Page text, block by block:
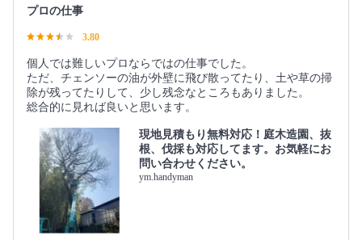
プロの仕事
3.80
個人では難しいプロならではの仕事でした。
ただ、チェンソーの油が外壁に飛び散ってたり、土や草の掃
除が残ってたりして、少し残念なところもありました。
総合的に見れば良いと思います。
現地見積もり無料対応！庭木造園、抜
根、伐採も対応してます。お気軽にお
問い合わせください。
ym.handyman